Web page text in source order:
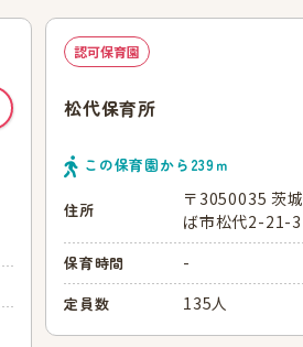
認可保育園
松代保育所
この保育園から 239ｍ
住所
〒3050035 茨
ば市松代2-21-3
保育時間 -
定員数 135人